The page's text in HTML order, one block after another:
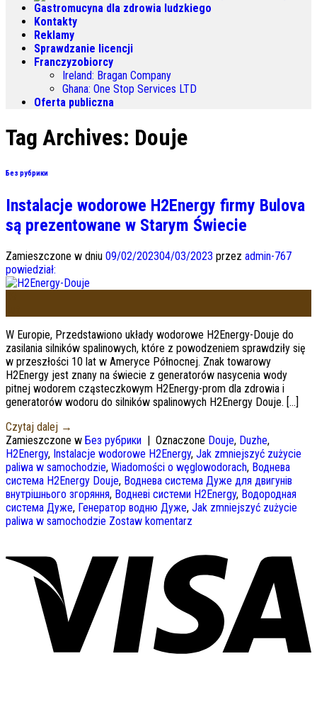
Gastromucyna dla zdrowia ludzkiego
Kontakty
Reklamy
Sprawdzanie licencji
Franczyzobiorcy
Ireland: Bragan Company
Ghana: One Stop Services LTD
Oferta publiczna
Tag Archives: Douje
Без рубрики
Instalacje wodorowe H2Energy firmy Bulova
są prezentowane w Starym Świecie
Zamieszczone w dniu 09/02/202304/03/2023 przez admin-767
powiedział:
W Europie, Przedstawiono układy wodorowe H2Energy-Douje do
zasilania silników spalinowych, które z powodzeniem sprawdziły się
w przeszłości 10 lat w Ameryce Północnej. Znak towarowy
H2Energy jest znany na świecie z generatorów nasycenia wody
pitnej wodorem cząsteczkowym H2Energy-prom dla zdrowia i
generatorów wodoru do silników spalinowych H2Energy Douje. […]
Czytaj dalej →
Zamieszczone w Без рубрики Oznaczone Douje, Duzhe,
H2Energy, Instalacje wodorowe H2Energy, Jak zmniejszyć zużycie
paliwa w samochodzie, Wiadomości o węglowodorach, Воднева
система H2Energy Douje, Воднева система Дуже для двигунів
внутрішнього згоряння, Водневі системи H2Energy, Водородная
система Дуже, Генератор водню Дуже, Jak zmniejszyć zużycie
paliwa w samochodzie Zostaw komentarz